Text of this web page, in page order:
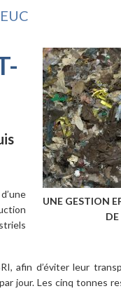
UNE GESTION
afin d’éviter leur
jour. Les cinq tonnes